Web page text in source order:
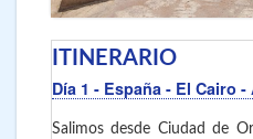
ITINERARIO
Día 1 - España - El Cairo -
Salimos desde Ciudad de